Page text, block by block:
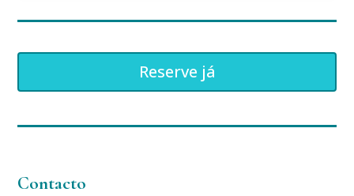
Reserve já
Contacto